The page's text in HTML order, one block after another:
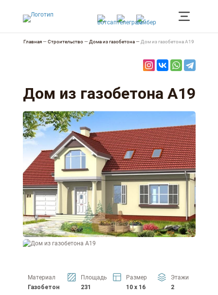
Главная—Строительство— Дома из газобетона— Дом из газобетона А19
Дом из газобетона А19
Материал
Газобетон
Площадь
231
Размер
10 x 16
Этажи
2